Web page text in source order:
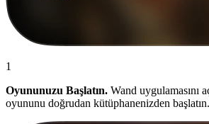
1
Oyununuzu Başlatın. Wand uygulamasını
oyununu doğrudan kütüphanenizden başlatın.